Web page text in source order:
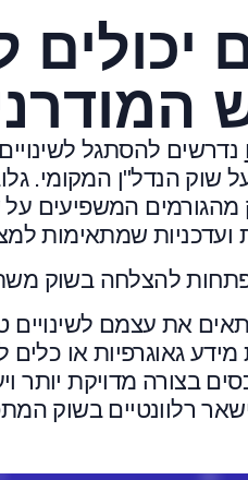
יכולים
נדרשים להסתגל
שוק הנדל"ן המקומי.
מהגורמים המשפיעים
שמתאימות
את עצמם לשינויים
בצורה מדויקת יותר
רלוונטיים בשוק